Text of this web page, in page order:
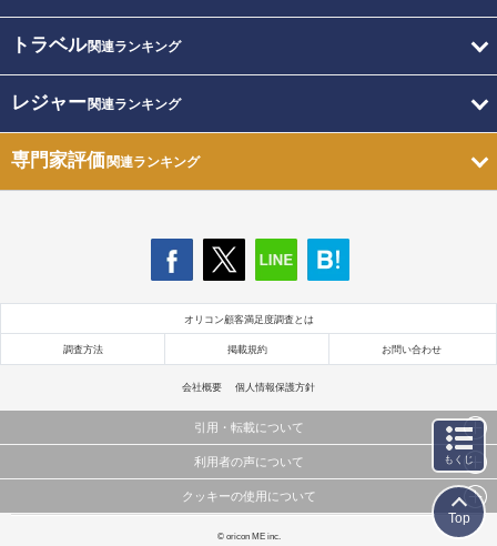
トラベル関連ランキング
レジャー関連ランキング
専門家評価関連ランキング
オリコン顧客満足度調査とは
調査方法 掲載規約 お問い合わせ
会社概要 個人情報保護方針
引用・転載について
当サイトで公開されている情報（文字、写真、イラスト、画像データ等）及びこれらの配置・
これらの情報を権利者の許可なく無断転載・複製などの二次利用を行うことは固く禁じており
利用者の声について
当サイトに掲載している内容はすべてサービスの利用者が提出された見解・感想です。
弊社の見解・ 意見ではないことをご理解いただいた上でご覧ください。
クッキーの使用について
このサイトでは Cookie を使用して、ユーザーに合わせたコンテンツや広告の表示、ソーシャル
© oricon ME inc.
もくじ
Top